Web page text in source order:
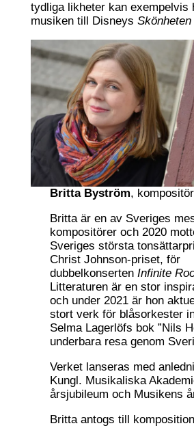
tydliga likheter kan exempelvis
musiken till Disneys
Britta Byström, kompositör
Britta är en av Sveriges
kompositörer och 2020
Sveriges största
Christ Johnson-priset, för
dubbelkonsertenInfinite
Litteraturen är en stor
och under 2021 är hon
stort verk för blåsorkester
Selma Lagerlöfs bok ”Nils
underbara resa genom
Verket lanseras med
Kungl. Musikaliska
årsjubileum och Musikens
Britta antogs till